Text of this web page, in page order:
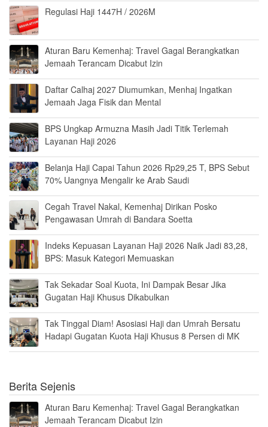
Regulasi Haji 1447H / 2026M
Aturan Baru Kemenhaj: Travel Gagal Berangkatkan
Jemaah Terancam Dicabut Izin
Daftar Calhaj 2027 Diumumkan, Menhaj Ingatkan
Jemaah Jaga Fisik dan Mental
BPS Ungkap Armuzna Masih Jadi Titik Terlemah
Layanan Haji 2026
Belanja Haji Capai Tahun 2026 Rp29,25 T, BPS Sebut
70% Uangnya Mengalir ke Arab Saudi
Cegah Travel Nakal, Kemenhaj Dirikan Posko
Pengawasan Umrah di Bandara Soetta
Indeks Kepuasan Layanan Haji 2026 Naik Jadi 83,28,
BPS: Masuk Kategori Memuaskan
Tak Sekadar Soal Kuota, Ini Dampak Besar Jika
Gugatan Haji Khusus Dikabulkan
Tak Tinggal Diam! Asosiasi Haji dan Umrah Bersatu
Hadapi Gugatan Kuota Haji Khusus 8 Persen di MK
Berita Sejenis
Aturan Baru Kemenhaj: Travel Gagal Berangkatkan
Jemaah Terancam Dicabut Izin